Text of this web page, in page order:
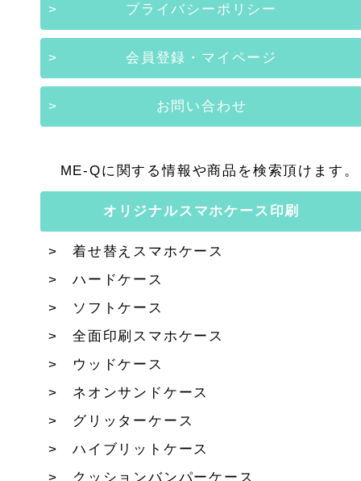
プライバシーポリシー
会員登録・マイページ
お問い合わせ
ME-Qに関する情報や商品を検索頂けます。
オリジナルスマホケース印刷
着せ替えスマホケース
ハードケース
ソフトケース
全面印刷スマホケース
ウッドケース
ネオンサンドケース
グリッターケース
ハイブリットケース
クッションバンパーケース